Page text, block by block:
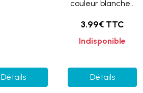
Détails
couleur blanche...
3.99€ TTC
Indisponible
Détails